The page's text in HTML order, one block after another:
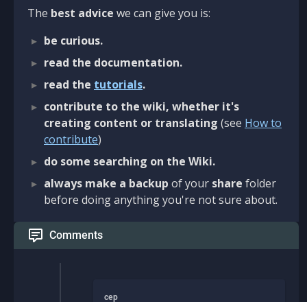
The best advice we can give you is:
be curious.
read the documentation.
read the tutorials.
contribute to the wiki, whether it's
creating content or translating (see How to
contribute)
do some searching on the Wiki.
always make a backup of your share folder
before doing anything you're not sure about.
Comments
cep